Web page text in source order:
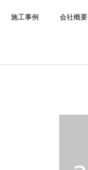
施工事例 会社概要